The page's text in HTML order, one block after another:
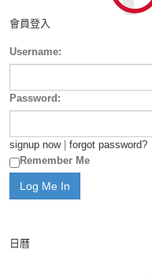
會員登入
Username:
Password:
signup now| forgot password?
Remember Me
日曆